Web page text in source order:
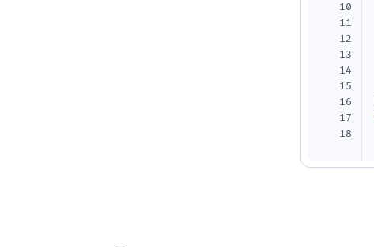
10
11
12
13
14
15
16
17
18